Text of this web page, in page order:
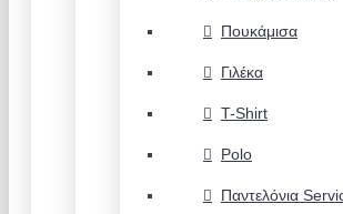
Πουκάμισα
Γιλέκα
T-Shirt
Polo
Παντελόνια